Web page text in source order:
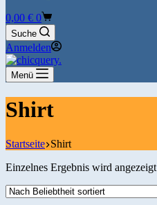
Warenkorb
0,00 € 0
Suche
Anmelden
Menü
Shirt
Startseite Shirt
Einzelnes Ergebnis wird angezeigt